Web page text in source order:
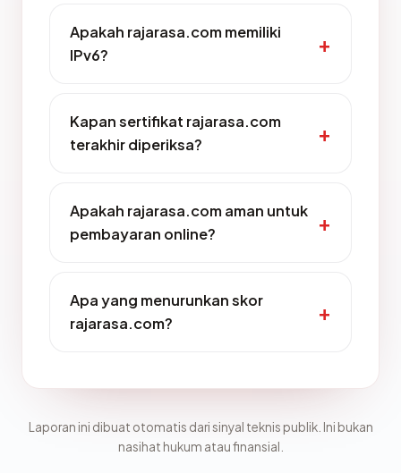
Apakah rajarasa.com memiliki
IPv6?
Kapan sertifikat rajarasa.com
terakhir diperiksa?
Apakah rajarasa.com aman untuk
pembayaran online?
Apa yang menurunkan skor
rajarasa.com?
Laporan ini dibuat otomatis dari sinyal teknis publik. Ini bukan
nasihat hukum atau finansial.